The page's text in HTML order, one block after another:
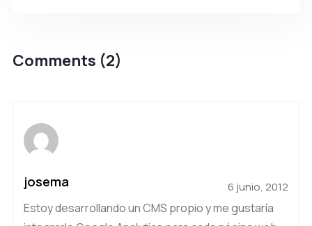
Comments (2)
josema 6 junio, 2012
Estoy desarrollando un CMS propio y me gustaría